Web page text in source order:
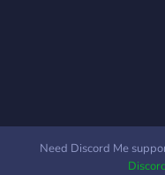
Need Discord Me